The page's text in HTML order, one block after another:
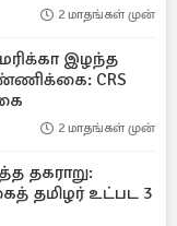
2 மாதங்கள் முன்
இழந்த
CRS
2 மாதங்கள் முன்
தகராறு:
தமிழர் உட்பட 3